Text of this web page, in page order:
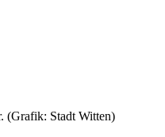
(Grafik: Stadt Witten)